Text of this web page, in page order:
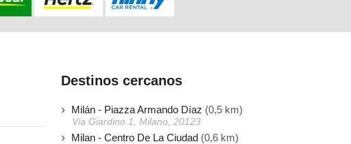
Destinos cercanos
Milán - Piazza Armando Díaz (0,5 km)
Via Giardino 1, Milano, 20123
Milan - Centro De La Ciudad (0,6 km)